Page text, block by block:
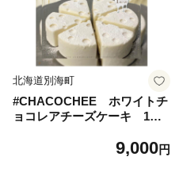
北海道別海町
#CHACOCHEE ホワイトチ
ョコレアチーズケーキ 1ホ
海町,チーズ,ちーず,チーズケ
9,000円